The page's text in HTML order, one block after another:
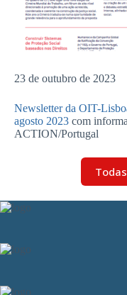
23 de outubro de 2023
Newsletter da OIT-
agosto 2023 com
ACTION/Portugal